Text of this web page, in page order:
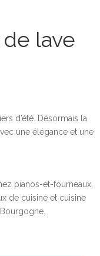
lave
d’été. Désormais la
une élégance et une
pianos-et-fourneaux,
de cuisine et cuisine